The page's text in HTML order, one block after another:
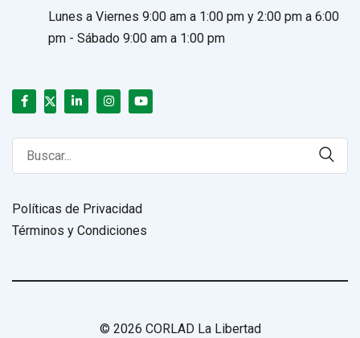
Lunes a Viernes 9:00 am a 1:00 pm y 2:00 pm a 6:00
pm - Sábado 9:00 am a 1:00 pm
Search
for:
Políticas de Privacidad
Términos y Condiciones
© 2026 CORLAD La Libertad